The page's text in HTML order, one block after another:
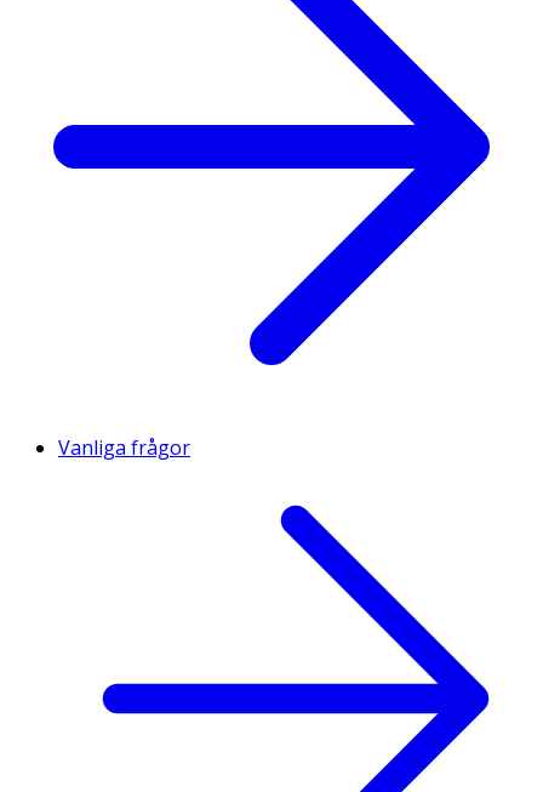
Vanliga frågor